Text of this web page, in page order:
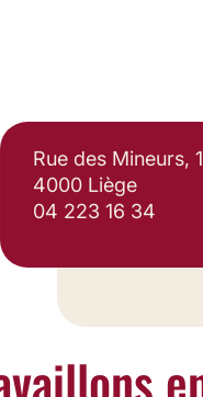
Rue des Mineurs,
4000 Liège
04 223 16 34